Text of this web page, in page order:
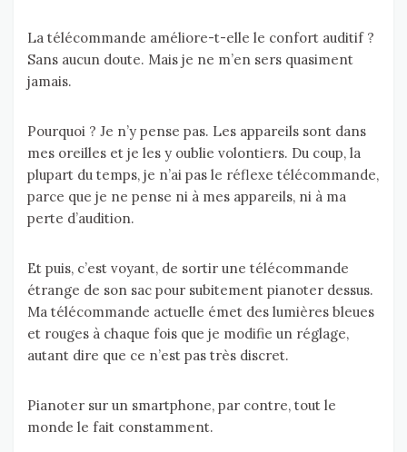
La télécommande améliore-t-elle le confort auditif ?
Sans aucun doute. Mais je ne m’en sers quasiment
jamais.
Pourquoi ? Je n’y pense pas. Les appareils sont dans
mes oreilles et je les y oublie volontiers. Du coup, la
plupart du temps, je n’ai pas le réflexe télécommande,
parce que je ne pense ni à mes appareils, ni à ma
perte d’audition.
Et puis, c’est voyant, de sortir une télécommande
étrange de son sac pour subitement pianoter dessus.
Ma télécommande actuelle émet des lumières bleues
et rouges à chaque fois que je modifie un réglage,
autant dire que ce n’est pas très discret.
Pianoter sur un smartphone, par contre, tout le
monde le fait constamment.